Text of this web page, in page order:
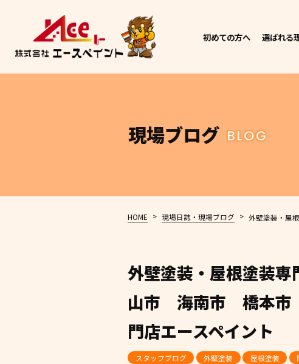
初めての方へ 選ばれる
現場ブログ BLOG
HOME > 現場日誌・現場ブログ > 外壁塗装・屋根塗
外壁塗装・屋根塗装
山市 海南市 橋本市
門店エースペイント
スタッフブログ 外壁塗装 屋根塗装